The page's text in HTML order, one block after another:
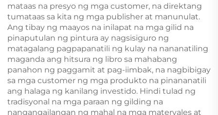
mataas na presyo ng mga customer, na direktang
tumataas sa kita ng mga publisher at manunulat.
Ang tibay ng maayos na inilapat na mga gilid na
pinaputulan ng pintura ay nagsisiguro ng
matagalang pagpapanatili ng kulay na nananatiling
maganda ang hitsura ng libro sa mahabang
panahon ng paggamit at pag-iimbak, na nagbibigay
sa mga customer ng mga produkto na pinananatili
ang halaga ng kanilang investido. Hindi tulad ng
tradisyonal na mga paraan ng gilding na
nangangailangan ng mahal na mga materyales at